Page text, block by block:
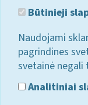
Būtinieji
Naudojami
pagrindines
svetainė
Analitiniai